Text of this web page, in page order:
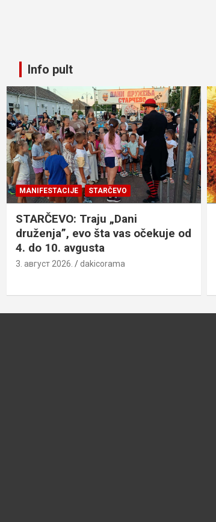
Info pult
MANIFESTACIJE STARČEVO
STARČEVO: Traju „Dani
druženja”, evo šta vas očekuje od
4. do 10. avgusta
3. август 2026. dakicorama